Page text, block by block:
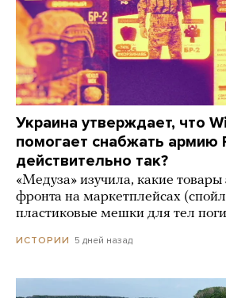
Украина утверждает, что
помогает снабжать армию
действительно так?
«Медуза» изучила, какие
фронта на маркетплейсах
пластиковые мешки для тел
ИСТОРИИ 5 дней назад